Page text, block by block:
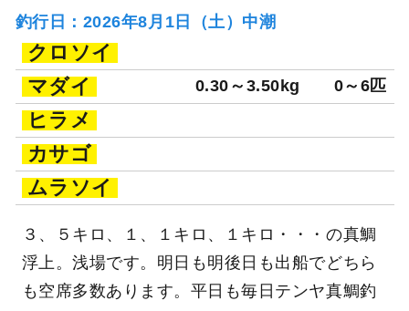
釣行日：2026年8月1日（土）中潮
クロソイ
マダイ
0.30～3.50kg 0～6匹
ヒラメ
カサゴ
ムラソイ
３、５キロ、１、１キロ、１キロ・・・の真鯛
浮上。浅場です。明日も明後日も出船でどちら
も空席多数あります。平日も毎日テンヤ真鯛釣